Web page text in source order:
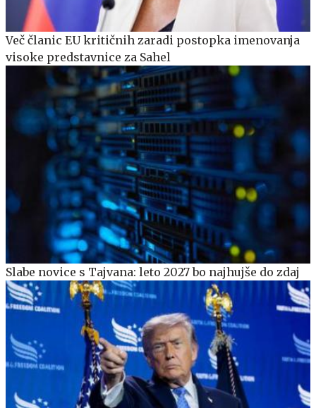
Več članic EU kritičnih zaradi postopka imenovanja
visoke predstavnice za Sahel
Slabe novice s Tajvana: leto 2027 bo najhujše do zdaj